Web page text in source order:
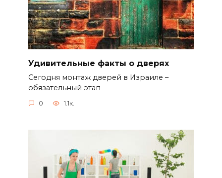
Удивительные факты о дверях
Сегодня монтаж дверей в Израиле –
обязательный этап
0 1.1к.